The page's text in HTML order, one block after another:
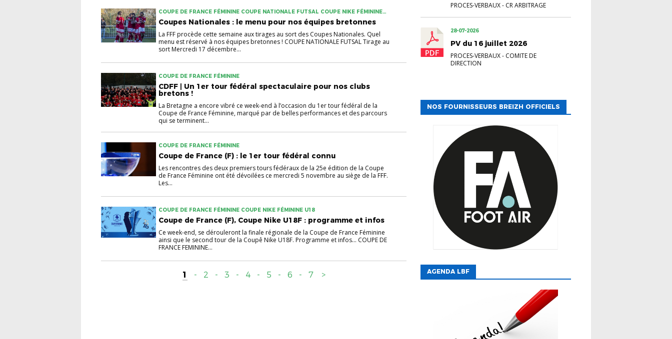
COUPE DE FRANCE FÉMININE COUPE NATIONALE FUTSAL COUPE NIKE FÉMININE
U18 GAMBARDELLA
Coupes Nationales : le menu pour nos équipes bretonnes
La FFF procède cette semaine aux tirages au sort des Coupes Nationales. Quel
menu est réservé à nos équipes bretonnes ! COUPE NATIONALE FUTSAL Tirage au
sort Mercredi 17 décembre...
COUPE DE FRANCE FÉMININE
CDFF | Un 1er tour fédéral spectaculaire pour nos clubs
bretons !
La Bretagne a encore vibré ce week-end à l’occasion du 1er tour fédéral de la
Coupe de France Féminine, marqué par de belles performances et des parcours
qui se terminent...
COUPE DE FRANCE FÉMININE
Coupe de France (F) : le 1er tour fédéral connu
Les rencontres des deux premiers tours fédéraux de la 25e édition de la Coupe
de France Féminine ont été dévoilées ce mercredi 5 novembre au siège de la FFF.
Les...
COUPE DE FRANCE FÉMININE COUPE NIKE FÉMININE U18
Coupe de France (F), Coupe Nike U18F : programme et infos
Ce week-end, se dérouleront la finale régionale de la Coupe de France Féminine
ainsi que le second tour de la Coupê Nike U18F. Programme et infos... COUPE DE
FRANCE FEMININE...
1 - 2 - 3 - 4 - 5 - 6 - 7 >
PROCES-VERBAUX- CR ARBITRAGE
28-07-2026
PV du 16 juillet 2026
PROCES-VERBAUX- COMITE DE
DIRECTION
NOS FOURNISSEURS BREIZH OFFICIELS
AGENDA LBF